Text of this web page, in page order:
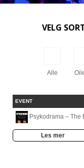
VELG
Alle
EVENT
Psykodrama – The
Les mer